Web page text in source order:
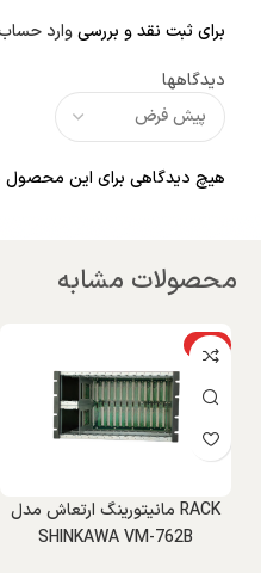
دیدگاهها
هیچ دیدگاهی برای این
برای ثبت نقد و بررسیوارد
محصولات مشابه
ویژه
RACK مانیتورینگ ارتعاش مدل
SHINKAWA VM-762B